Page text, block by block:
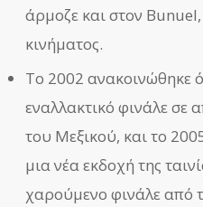
άρμοζε και στον
κινήματος.
Το 2002 ανακοινώθηκε
εναλλακτικό φινάλε σε
του Μεξικού, και το
μια νέα εκδοχή της
χαρούμενο φινάλε από